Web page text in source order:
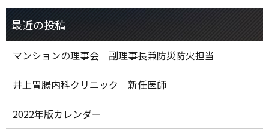
マンションの理事会 副理事長兼防災防火担当
井上胃腸内科クリニック 新任医師
2022年版カレンダー